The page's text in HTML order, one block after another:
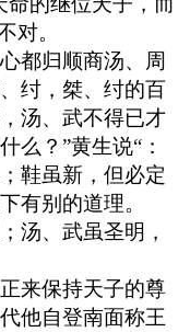
对。
都归顺商汤、周
纣，桀、纣的百
汤、武不得已才
么？”黄生说“：
鞋虽新，但必定
有别的道理。
汤、武虽圣明，
来保持天子的尊
他自登南面称王